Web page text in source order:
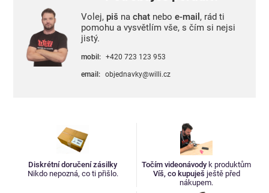
Volej, piš na chatnebo e-mail , rád ti
pomohu a vysvětlím vše, s čím si nejsi
jistý.
mobil: +420 723 123 953
email: objednavky@willi.cz
Diskrétní doručení zásilky
Nikdo nepozná, co ti přišlo.
Točím videonávody k produktům
Víš, co kupuješ ještě před
nákupem.